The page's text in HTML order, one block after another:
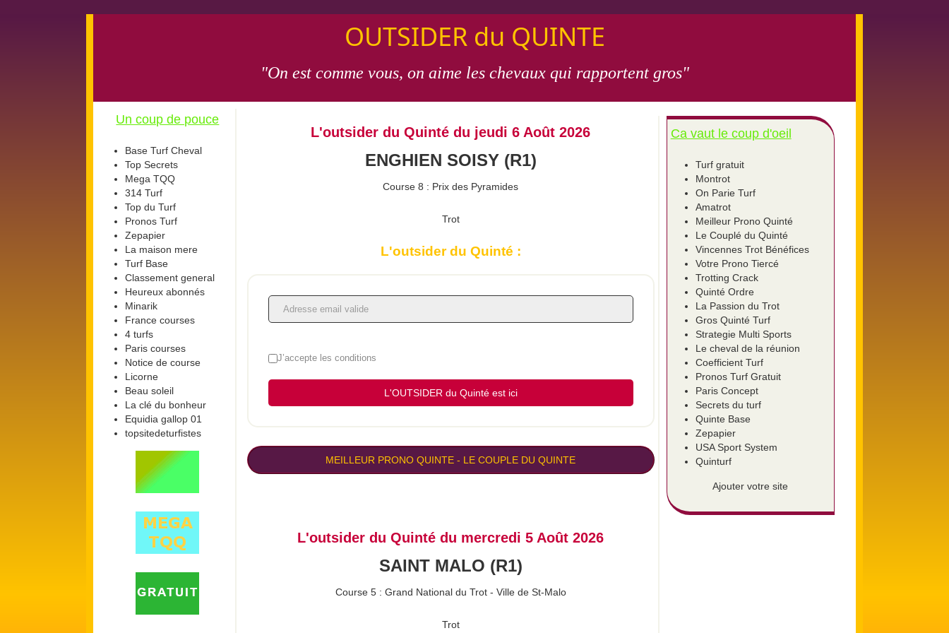
OUTSIDER du QUINTE
"On est comme vous, on aime les chevaux qui rapportent gros"
Un coup de pouce
Base Turf Cheval
Top Secrets
Mega TQQ
314 Turf
Top du Turf
Pronos Turf
Zepapier
La maison mere
Turf Base
Classement general
Heureux abonnés
Minarik
France courses
4 turfs
Paris courses
Notice de course
Licorne
Beau soleil
La clé du bonheur
Equidia gallop 01
topsitedeturfistes
L'outsider du Quinté du jeudi 6 Août 2026
ENGHIEN SOISY (R1)
Course 8 : Prix des Pyramides
Trot
L'outsider du Quinté :
Cases à cocher
J’accepte les conditions
L'OUTSIDER du Quinté est ici
MEILLEUR PRONO QUINTE - LE COUPLE DU QUINTE
L'outsider du Quinté du mercredi 5 Août 2026
SAINT MALO (R1)
Course 5 : Grand National du Trot - Ville de St-Malo
Trot
Ca vaut le coup d'oeil
Turf gratuit
Montrot
On Parie Turf
Amatrot
Meilleur Prono Quinté
Le Couplé du Quinté
Vincennes Trot Bénéfices
Votre Prono Tiercé
Trotting Crack
Quinté Ordre
La Passion du Trot
Gros Quinté Turf
Strategie Multi Sports
Le cheval de la réunion
Coefficient Turf
Pronos Turf Gratuit
Paris Concept
Secrets du turf
Quinte Base
Zepapier
USA Sport System
Quinturf
Ajouter votre site